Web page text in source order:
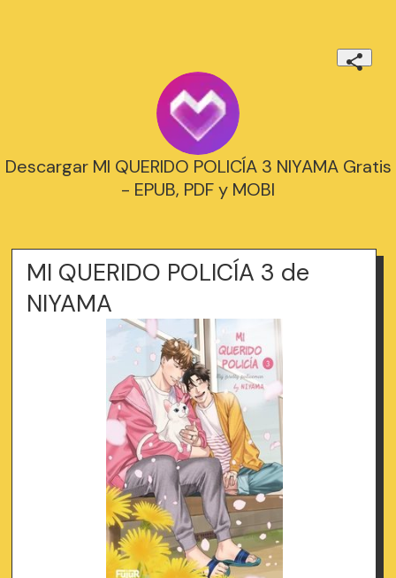
Descargar MI QUERIDO POLICÍA 3 NIYAMA Gratis
- EPUB, PDF y MOBI
MI QUERIDO POLICÍA 3 de
NIYAMA